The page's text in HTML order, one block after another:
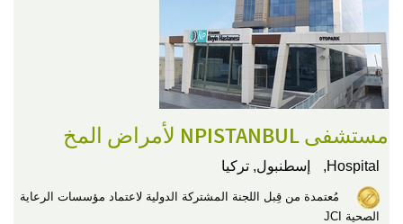
مستشفى NPISTANBUL لأمراض المخ
Hospital, إسطنبول, تركيا
مُعتمدة من قِبل اللجنة المشتركة الدولية لاعتماد مؤسسات الرعاية
الصحية JCI